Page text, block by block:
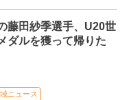
藤田紗季選手、U20世
ダルを獲って帰りた
ニュース